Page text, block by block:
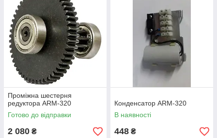
Проміжна шестерня
редуктора ARM-320
Готово до відправки
2 080 ₴
Конденсатор ARM-320
В наявності
448 ₴